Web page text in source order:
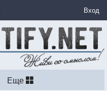
Вход
Еще